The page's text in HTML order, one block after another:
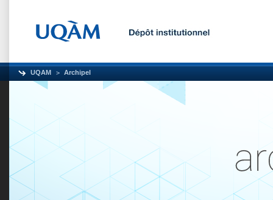
UQAM Archipel